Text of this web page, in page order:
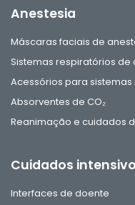
Anestesia
Máscaras faciais de
Sistemas respiratórios de
Acessórios para
Absorventes de CO₂
Reanimação e cuidados
Cuidados
Interfaces de doente